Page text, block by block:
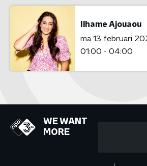
Ilhame Ajouaou
ma 13 februari
01:00 - 04:00
WE WANT
MORE